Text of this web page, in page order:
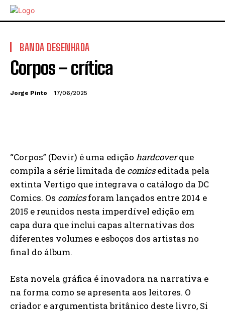
BANDA DESENHADA
Corpos – crítica
Jorge Pinto 17/06/2025
“Corpos” (Devir) é uma edição hardcoverque
compila a série limitada de comicseditada pela
extinta Vertigo que integrava o catálogo da DC
Comics. Os comicsforam lançados entre 2014 e
2015 e reunidos nesta imperdível edição em
capa dura que inclui capas alternativas dos
diferentes volumes e esboços dos artistas no
final do álbum.
Esta novela gráfica é inovadora na narrativa e
na forma como se apresenta aos leitores. O
criador e argumentista britânico deste livro, Si